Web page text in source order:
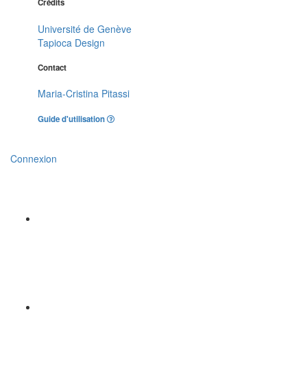
Crédits
Université de Genève
Tapioca Design
Contact
Maria-Cristina Pitassi
Guide d'utilisation
Connexion